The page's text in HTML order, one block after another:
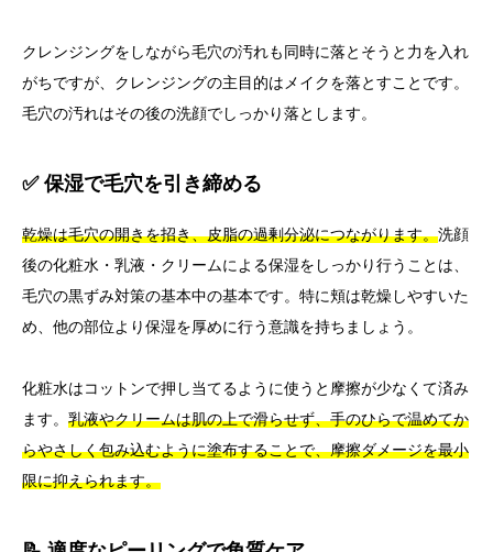
クレンジングをしながら毛穴の汚れも同時に落とそうと力を入れ
がちですが、クレンジングの主目的はメイクを落とすことです。
毛穴の汚れはその後の洗顔でしっかり落とします。
✅ 保湿で毛穴を引き締める
乾燥は毛穴の開きを招き、皮脂の過剰分泌につながります。洗顔
後の化粧水・乳液・クリームによる保湿をしっかり行うことは、
毛穴の黒ずみ対策の基本中の基本です。特に頬は乾燥しやすいた
め、他の部位より保湿を厚めに行う意識を持ちましょう。
化粧水はコットンで押し当てるように使うと摩擦が少なくて済み
ます。 乳液やクリームは肌の上で滑らせず、手のひらで温めてか
らやさしく包み込むように塗布することで、摩擦ダメージを最小
限に抑えられます。